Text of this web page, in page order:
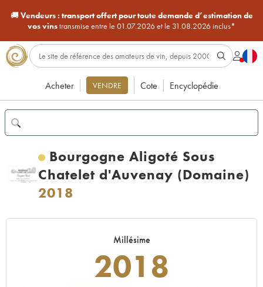
🚚Vendeurs : transport offert pour toute demande d’estimation de
vos vinstransmise entre le 01.07.2026 et le 31.08.2026 inclus*
Acheter VENDRE Cote Encyclopédie
Bourgogne Aligoté Sous
Chatelet d'Auvenay (Domaine)
2018
Millésime
2018